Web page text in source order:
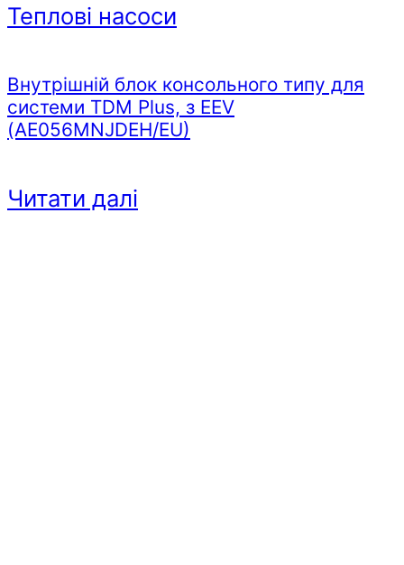
Теплові насоси
Внутрішній блок консольного типу для
системи TDM Plus, з EEV
(AE056MNJDEH/EU)
Читати далі